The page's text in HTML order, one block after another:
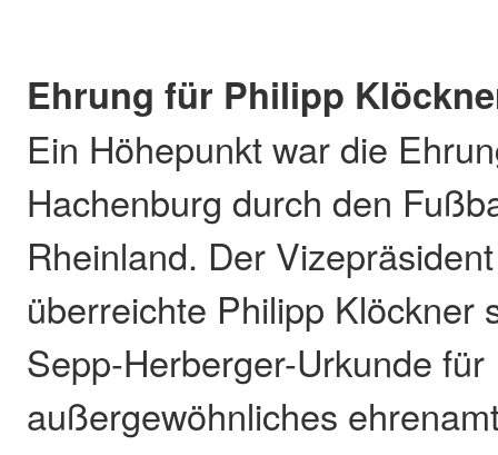
Ehrung für Philipp
Ein Höhepunkt war die
Hachenburg durch den
Rheinland. Der
überreichte Philipp Klöckner
Sepp-Herberger-Urkunde für
außergewöhnliches